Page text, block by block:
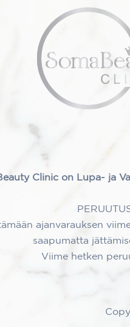
Clinic on Lupa- ja
ajanvarauksen
saapumatta
Viime hetken